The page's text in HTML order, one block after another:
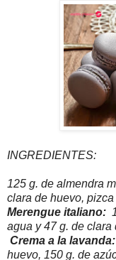
INGREDIENTES:
125 g. de almendra
clara de huevo,
Merengue italiano:
agua y 47 g. de clara
Crema a la lavanda:
huevo, 150 g. de